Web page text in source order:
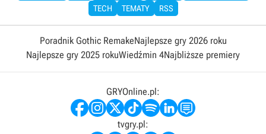
TECH
TEMATY RSS
Poradnik Gothic RemakeNajlepsze gry 2026 roku
Najlepsze gry 2025 rokuWiedźmin 4Najbliższe premiery
GRYOnline.pl:
tvgry.pl: